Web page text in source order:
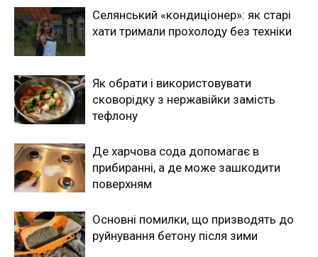
Селянський «кондиціонер»: як старі
хати тримали прохолоду без техніки
Як обрати і використовувати
сковорідку з нержавійки замість
тефлону
Де харчова сода допомагає в
прибиранні, а де може зашкодити
поверхням
Основні помилки, що призводять до
руйнування бетону після зими